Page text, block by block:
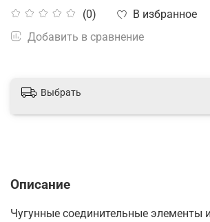
(0)
В избранное
Добавить в сравнение
Выбрать
Описание
Чугунные соединительные элементы